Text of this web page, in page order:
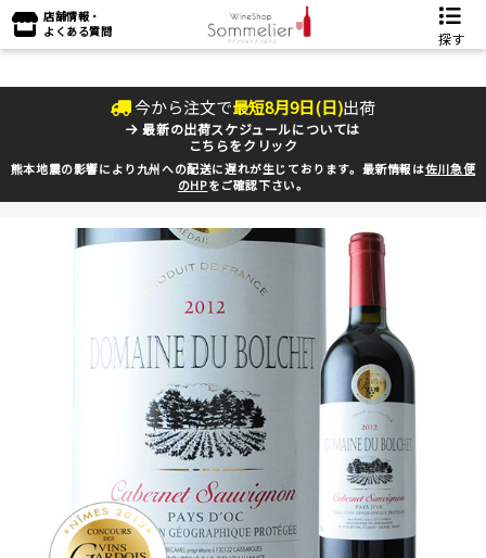
店舗情報・
よくある質問
探す
今から注文で最短8月9日(日)出荷
最新の出荷スケジュールについては
こちらをクリック
熊本地震の影響により九州への配送に遅れが生じております。最新情報は佐川急便
のHPをご確認下さい。